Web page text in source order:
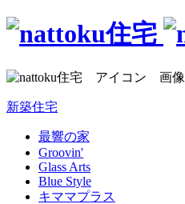
新築住宅
最響の家
Groovin'
Glass Arts
Blue Style
キママプラス